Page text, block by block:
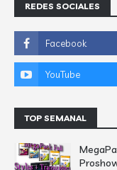
REDES SOCIALES
TOP SEMANAL